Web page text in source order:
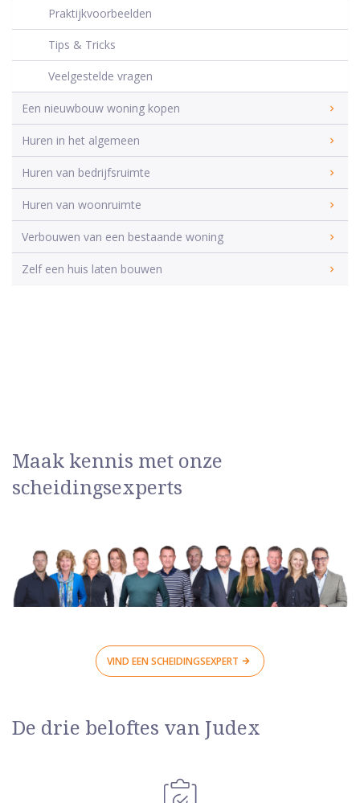
Praktijkvoorbeelden
Tips & Tricks
Veelgestelde vragen
Een nieuwbouw woning kopen
Huren in het algemeen
Huren van bedrijfsruimte
Huren van woonruimte
Verbouwen van een bestaande woning
Zelf een huis laten bouwen
Maak kennis met onze
scheidingsexperts
VIND EEN SCHEIDINGSEXPERT
De drie beloftes van Judex